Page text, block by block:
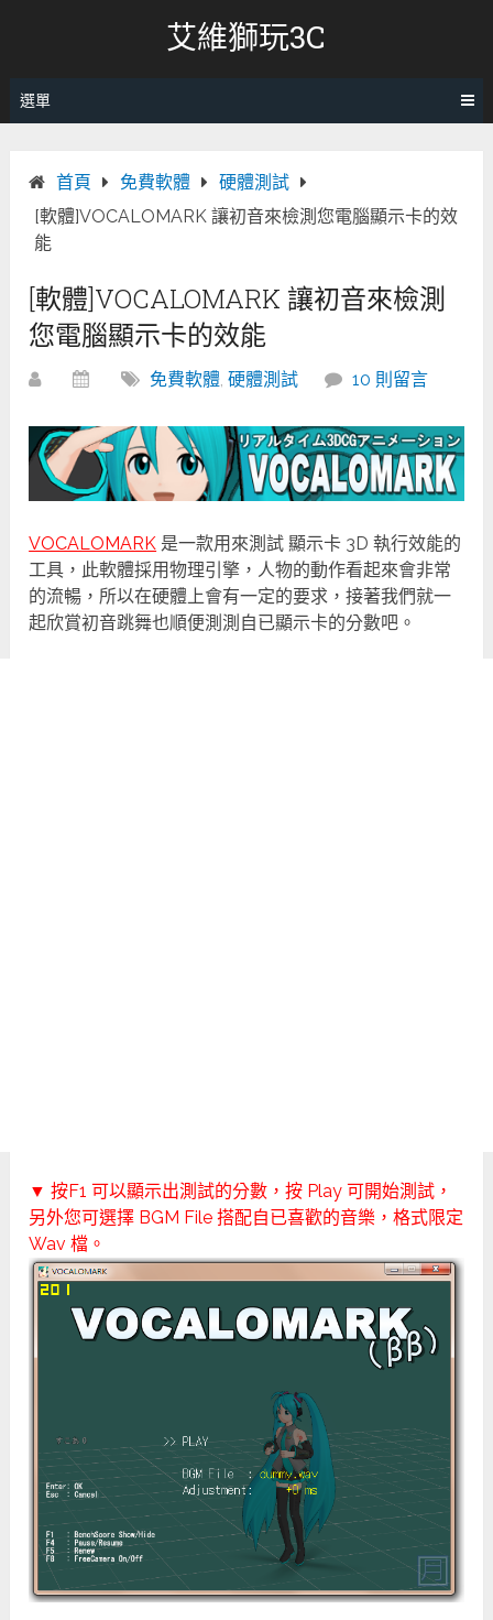
艾維獅玩3C
選單
首頁 免費軟體
硬體測試
[軟體]VOCALOMARK 讓初音來檢測您電腦顯示卡的效
能
[軟體]VOCALOMARK 讓初音來檢測
您電腦顯示卡的效能
免費軟體,硬體測試 10 則留言
VOCALOMARK 是一款用來測試 顯示卡 3D 執行效能的
工具，此軟體採用物理引擎，人物的動作看起來會非常
的流暢，所以在硬體上會有一定的要求，接著我們就一
起欣賞初音跳舞也順便測測自已顯示卡的分數吧。
▼ 按F1 可以顯示出測試的分數，按 Play 可開始測試，
另外您可選擇 BGM File 搭配自已喜歡的音樂，格式限定
Wav 檔。